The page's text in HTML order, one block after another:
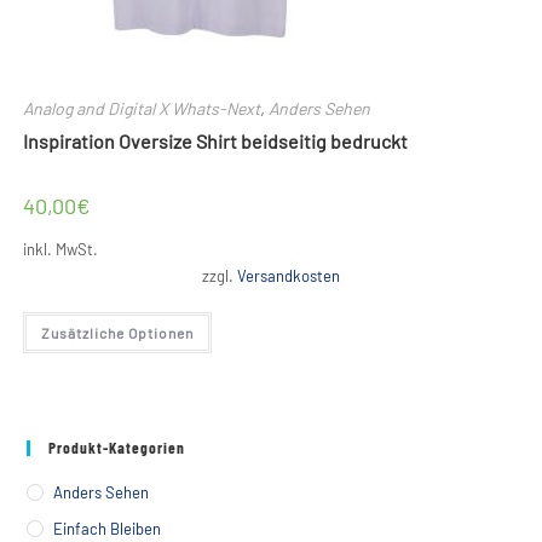
Analog and Digital X Whats-Next, Anders Sehen
Inspiration Oversize Shirt beidseitig bedruckt
40,00€
inkl. MwSt.
zzgl. Versandkosten
Zusätzliche Optionen
Dieses
weist
Produkt-Kategorien
Anders Sehen
Einfach Bleiben